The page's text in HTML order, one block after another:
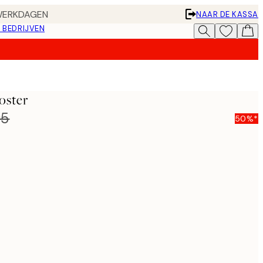
NAAR DE KASSA
50%*